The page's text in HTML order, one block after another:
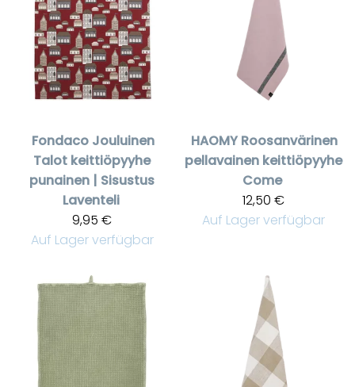
Fondaco Jouluinen
Talot keittiöpyyhe
punainen | Sisustus
Laventeli
9,95 €
Auf Lager verfügbar
HAOMY Roosanvärinen
pellavainen keittiöpyyhe
Come
12,50 €
Auf Lager verfügbar